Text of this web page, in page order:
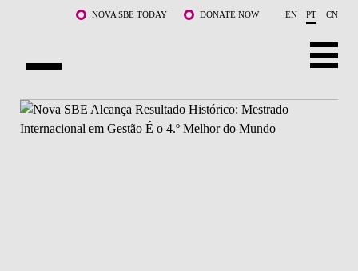
Saltar para o conteúdo principalNOVA SBE TODAY DONATE NOW EN PT CN
SOBRE NÓS